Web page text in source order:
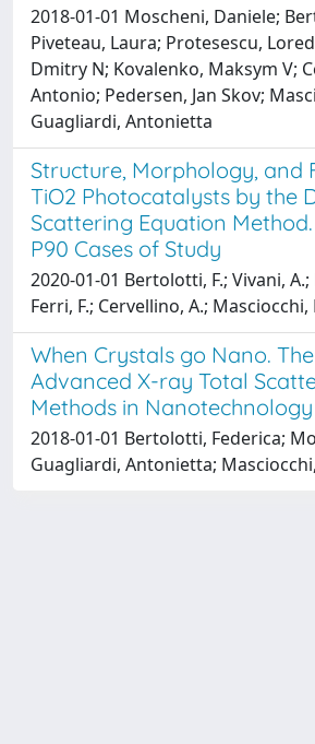
2018-01-01 Moscheni, Daniele;
Piveteau, Laura; Protesescu,
Dmitry N; Kovalenko, Maksym V;
Antonio; Pedersen, Jan Skov;
Guagliardi, Antonietta
Structure, Morphology, and
TiO2 Photocatalysts by the
Scattering Equation
P90 Cases of Study
2020-01-01 Bertolotti, F.; Vivani,
Ferri, F.; Cervellino, A.;
When Crystals go Nano.
Advanced X-ray Total
Methods in Nanotechnology
2018-01-01 Bertolotti, Federica;
Guagliardi, Antonietta;